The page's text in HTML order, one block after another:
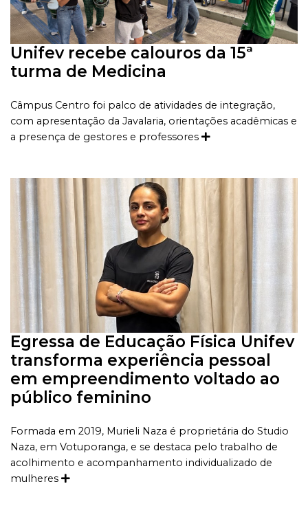
Unifev recebe calouros da 15ª
turma de Medicina
Câmpus Centro foi palco de atividades de integração,
com apresentação da Javalaria, orientações acadêmicas e
a presença de gestores e professores
Egressa de Educação Física Unifev
transforma experiência pessoal
em empreendimento voltado ao
público feminino
Formada em 2019, Murieli Naza é proprietária do Studio
Naza, em Votuporanga, e se destaca pelo trabalho de
acolhimento e acompanhamento individualizado de
mulheres